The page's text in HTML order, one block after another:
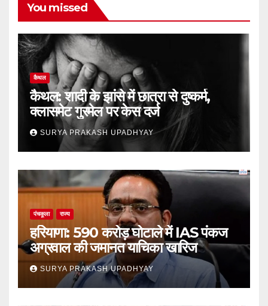
You missed
कैथल
कैथल: शादी के झांसे में छात्रा से दुष्कर्म,
क्लासमेट गुरमेल पर केस दर्ज
SURYA PRAKASH UPADHYAY
पंचकूला राज्य
हरियाणा: 590 करोड़ घोटाले में IAS पंकज
अग्रवाल की जमानत याचिका खारिज
SURYA PRAKASH UPADHYAY